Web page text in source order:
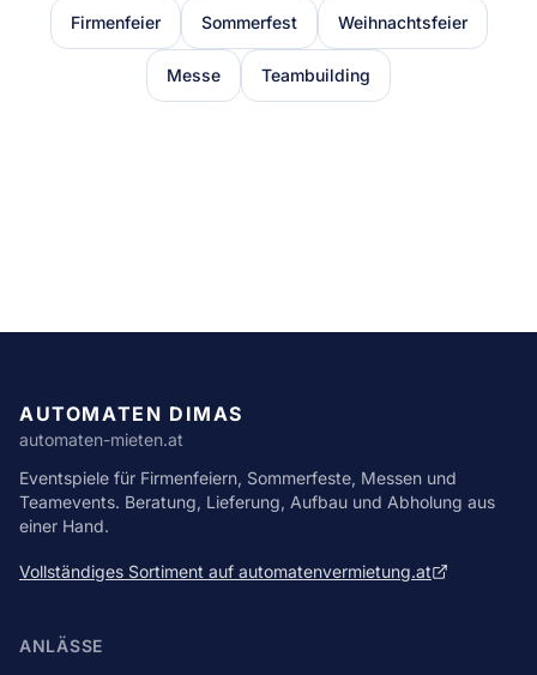
Firmenfeier Sommerfest Weihnachtsfeier
Messe Teambuilding
AUTOMATEN DIMAS
automaten-mieten.at
Eventspiele für Firmenfeiern, Sommerfeste, Messen und
Teamevents. Beratung, Lieferung, Aufbau und Abholung aus
einer Hand.
Vollständiges Sortiment auf automatenvermietung.at
ANLÄSSE